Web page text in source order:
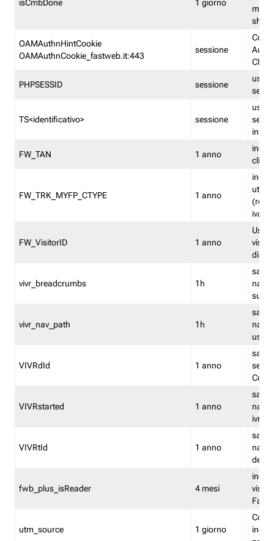
isCmbDone 1 giorno
shp
OAMAuthnHintCookie
OAMAuthnCookie_fastweb.it:443
sessione
PHPSESSID sessione
TS<identificativo> sessione
FW_TAN 1 anno
FW_TRK_MYFP_CTYPE 1 anno
iva/
FW_VisitorID 1 anno
vivr_breadcrumbs 1h
salva
su
vivr_nav_path 1h
salva
VIVRdId 1 anno
salva
Convy
VIVRstarted 1 anno
salva
ivr
VIVRtId 1 anno
salva
del
fwb_plus_isReader 4 mesi
utm_source 1 giorno